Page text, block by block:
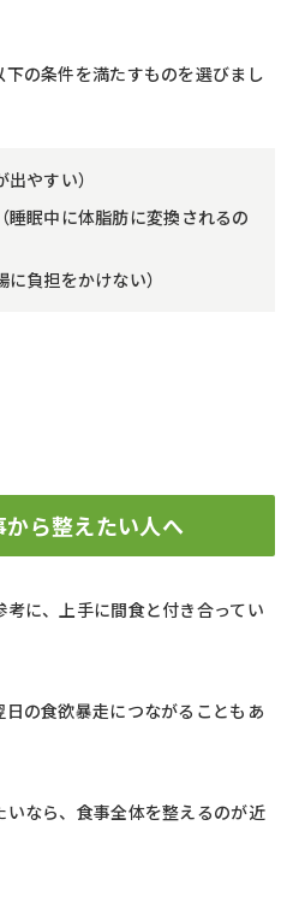
の条件を満たすものを選びまし
やすい）
睡眠中に体脂肪に変換されるの
負担をかけない）
ら整えたい人へ
に、上手に間食と付き合ってい
の食欲暴走につながることもあ
なら、食事全体を整えるのが近